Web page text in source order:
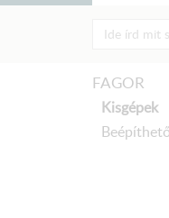
FAGOR
Kisgépek